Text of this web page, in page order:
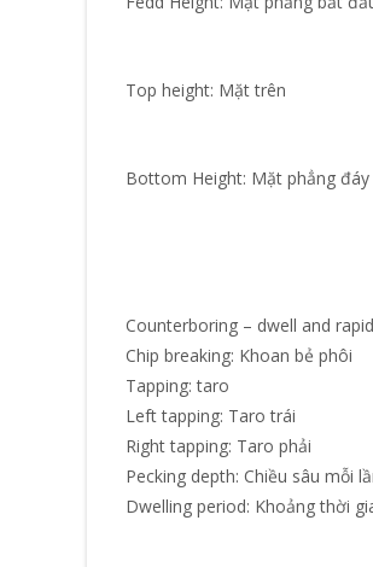
Top height: Mặt trên
Bottom Height: Mặt phẳng đáy
Counterboring – dwell and
Chip breaking: Khoan bẻ phôi
Tapping: taro
Left tapping: Taro trái
Right tapping: Taro phải
Pecking depth: Chiều sâu mỗi
Dwelling period: Khoảng thời